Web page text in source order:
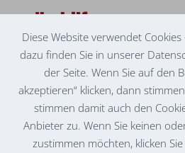
Diese Website verwendet
dazu finden Sie in unserer
der Seite. Wenn Sie auf den
akzeptieren“ klicken, dann
stimmen damit auch den
Anbieter zu. Wenn Sie keinen
zustimmen möchten, klicken